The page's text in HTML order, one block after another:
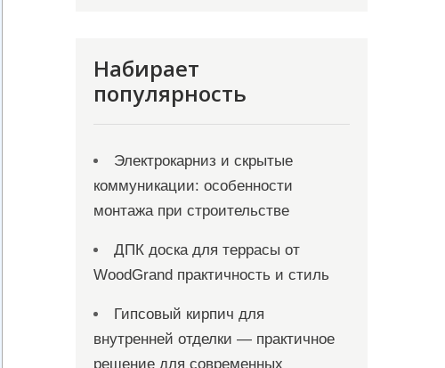
Набирает
популярность
Электрокарниз и скрытые
коммуникации: особенности
монтажа при строительстве
ДПК доска для террасы от
WoodGrand практичность и стиль
Гипсовый кирпич для
внутренней отделки — практичное
решение для современных